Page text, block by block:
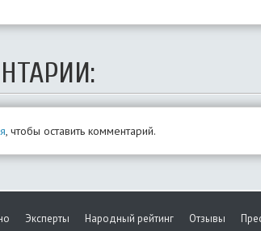
, чтобы оставить комментарий.
Эксперты Народный рейтинг Отзывы